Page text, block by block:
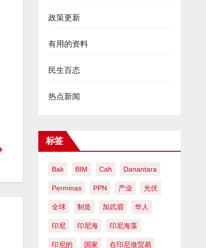
政策更新
有用的资料
民生百态
热点新闻
标签
Bak BIM Cah Danantara
Perminas PPN 产业 光伏
全球 制造 加武眉 华人
印尼 印尼海 印尼海藻
印尼的 国家 在印尼做贸易